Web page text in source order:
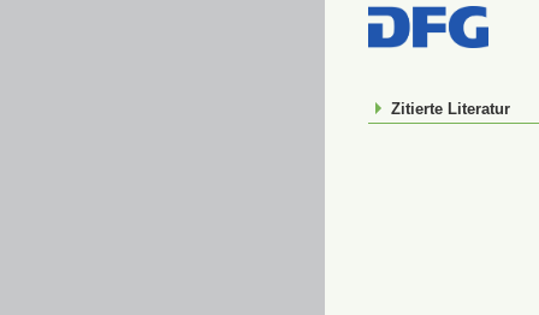
Zitierte Literatur